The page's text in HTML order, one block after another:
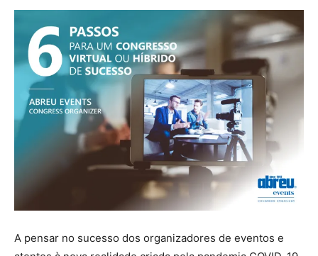
A pensar no sucesso dos organizadores de eventos e